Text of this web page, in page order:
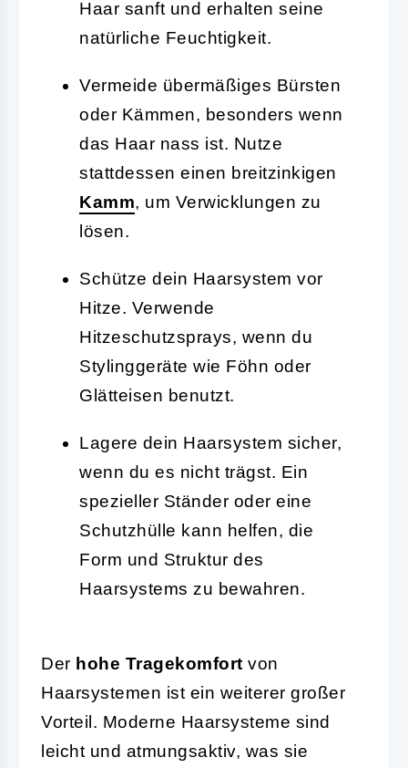
Haar sanft und erhalten seine
natürliche Feuchtigkeit.
Vermeide übermäßiges Bürsten
oder Kämmen, besonders wenn
das Haar nass ist. Nutze
stattdessen einen breitzinkigen
Kamm, um Verwicklungen zu
lösen.
Schütze dein Haarsystem vor
Hitze. Verwende
Hitzeschutzsprays, wenn du
Stylinggeräte wie Föhn oder
Glätteisen benutzt.
Lagere dein Haarsystem sicher,
wenn du es nicht trägst. Ein
spezieller Ständer oder eine
Schutzhülle kann helfen, die
Form und Struktur des
Haarsystems zu bewahren.
Der hohe Tragekomfort von
Haarsystemen ist ein weiterer großer
Vorteil. Moderne Haarsysteme sind
leicht und atmungsaktiv, was sie